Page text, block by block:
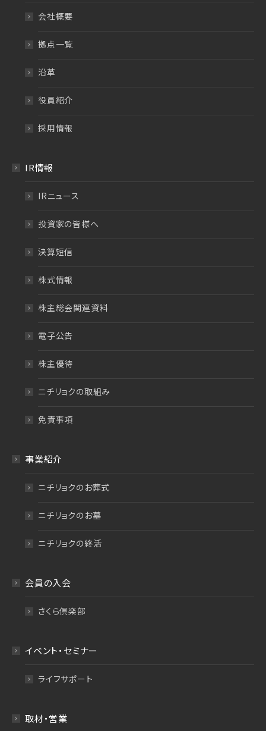
会社概要
拠点一覧
沿革
役員紹介
採用情報
IR情報
IRニュース
投資家の皆様へ
決算短信
株式情報
株主総会関連資料
電子公告
株主優待
ニチリョクの取組み
免責事項
事業紹介
ニチリョクのお葬式
ニチリョクのお墓
ニチリョクの終活
会員の入会
さくら倶楽部
イベント・セミナー
ライフサポート
取材・営業